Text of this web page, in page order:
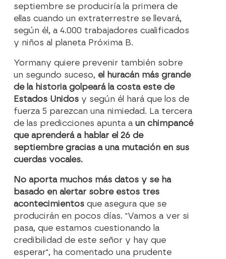
septiembre se produciría la primera de
ellas cuando un extraterrestre se llevará,
según él, a 4.000 trabajadores cualificados
y niños al planeta Próxima B.
Yormany quiere prevenir también sobre
un segundo suceso, el huracán más grande
de la historia golpeará la costa este de
Estados Unidos y según él hará que los de
fuerza 5 parezcan una nimiedad. La tercera
de las predicciones apunta a un chimpancé
que aprenderá a hablar el 26 de
septiembre gracias a una mutación en sus
cuerdas vocales.
No aporta muchos más datos y se ha
basado en alertar sobre estos tres
acontecimientosque asegura que se
producirán en pocos días. "Vamos a ver si
pasa, que estamos cuestionando la
credibilidad de este señor y hay que
esperar", ha comentado una prudente